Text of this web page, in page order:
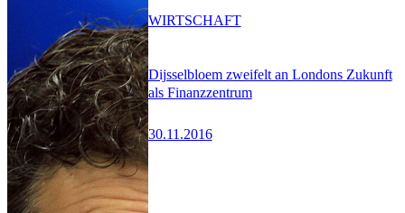
Dijsselbloem zweifelt an Londons Zukunft
als Finanzzentrum
30.11.2016
WIRTSCHAFT